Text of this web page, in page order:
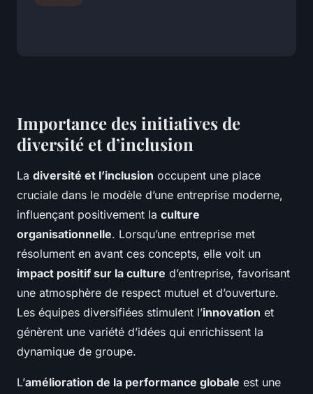
Importance des initiatives de
diversité et d’inclusion
La diversité et l’inclusion occupent une place
cruciale dans le modèle d’une entreprise moderne,
influençant positivement la culture
organisationnelle. Lorsqu’une entreprise met
résolument en avant ces concepts, elle voit un
impact positif sur la culture d’entreprise, favorisant
une atmosphère de respect mutuel et d’ouverture.
Les équipes diversifiées stimulent l’innovation et
génèrent une variété d’idées qui enrichissent la
dynamique de groupe.
L’amélioration de la performance globale est une